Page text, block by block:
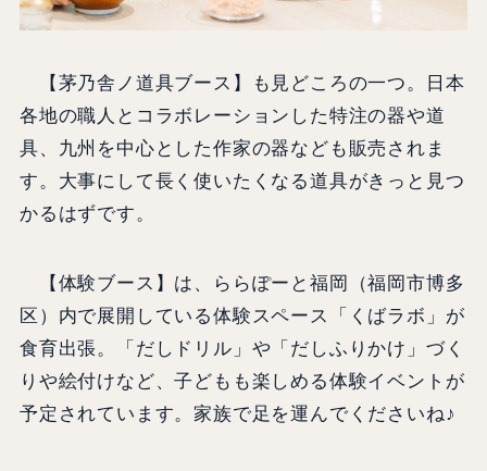
【茅乃舎ノ道具ブース】も見どころの一つ。日本
各地の職人とコラボレーションした特注の器や道
具、九州を中心とした作家の器なども販売されま
す。大事にして長く使いたくなる道具がきっと見つ
かるはずです。
【体験ブース】は、ららぽーと福岡（福岡市博多
区）内で展開している体験スペース「くばラボ」が
食育出張。「だしドリル」や「だしふりかけ」づく
りや絵付けなど、子どもも楽しめる体験イベントが
予定されています。家族で足を運んでくださいね♪